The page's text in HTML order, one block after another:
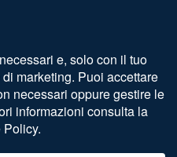
fiscale per investitori